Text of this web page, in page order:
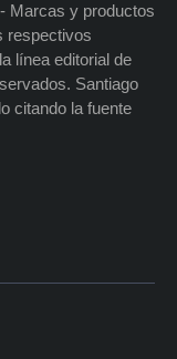
Marcas y productos
respectivos
línea editorial de
Santiago
citando la fuente